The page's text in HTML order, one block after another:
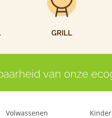
GRILL
van onze
Volwassenen